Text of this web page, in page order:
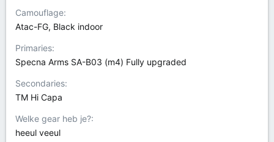
Camouflage
Atac-FG, Black indoor
Primaries
Specna Arms SA-B03 (m4) Fully upgraded
Secondaries
TM Hi Capa
Welke gear heb je?
heeul veeul